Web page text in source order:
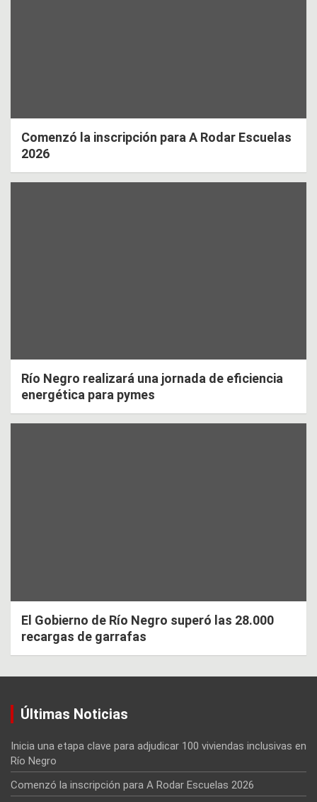
Comenzó la inscripción para A Rodar Escuelas
2026
Río Negro realizará una jornada de eficiencia
energética para pymes
El Gobierno de Río Negro superó las 28.000
recargas de garrafas
Últimas Noticias
Inicia una etapa clave para adjudicar 100 viviendas inclusivas en
Río Negro
Comenzó la inscripción para A Rodar Escuelas 2026